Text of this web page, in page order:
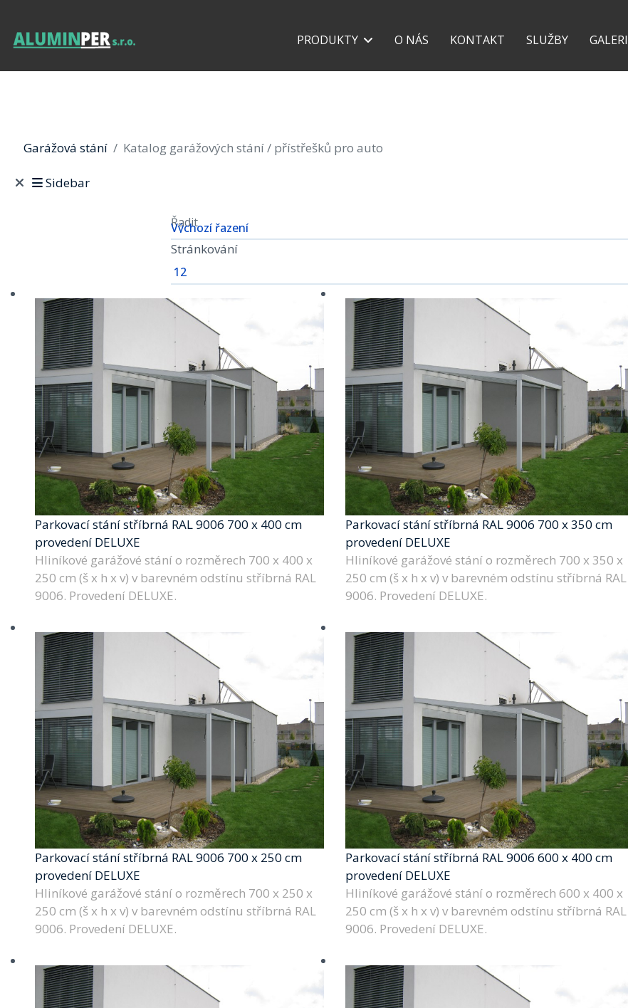
PRODUKTY O NÁS KONTAKT SLUŽBY
Garážová stání Katalog garážových stání / přístřešků pro auto
Sidebar
Řadit
Stránkování
Parkovací stání stříbrná RAL 9006 700 x 400 cm
provedení DELUXE
Hliníkové garážové stání o rozměrech 700 x 400 x
250 cm (š x h x v) v barevném odstínu stříbrná RAL
9006. Provedení DELUXE.
Parkovací stání stříbrná RAL 9006 700 x 350 cm
provedení DELUXE
Hliníkové garážové stání o rozměrech 700 x 350 x
250 cm (š x h x v) v barevném odstínu stříbrná RAL
9006. Provedení DELUXE.
Parkovací stání stříbrná RAL 9006 700 x 250 cm
provedení DELUXE
Hliníkové garážové stání o rozměrech 700 x 250 x
250 cm (š x h x v) v barevném odstínu stříbrná RAL
9006. Provedení DELUXE.
Parkovací stání stříbrná RAL 9006 600 x 400 cm
provedení DELUXE
Hliníkové garážové stání o rozměrech 600 x 400 x
250 cm (š x h x v) v barevném odstínu stříbrná RAL
9006. Provedení DELUXE.